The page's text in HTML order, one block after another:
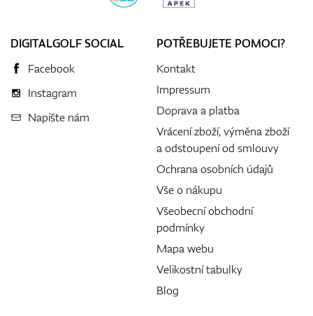
DIGITALGOLF SOCIAL
Facebook
Instagram
Napište nám
POTŘEBUJETE POMOCI?
Kontakt
Impressum
Doprava a platba
Vrácení zboží, výměna zboží
a odstoupení od smlouvy
Ochrana osobních údajů
Vše o nákupu
Všeobecní obchodní
podmínky
Mapa webu
Velikostní tabulky
Blog